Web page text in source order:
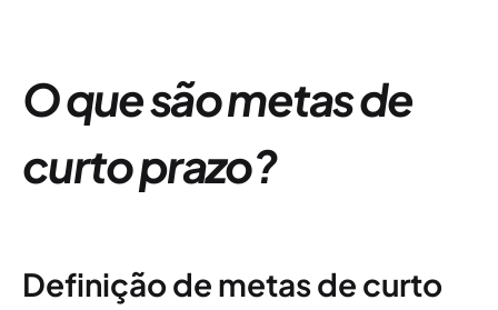
O que são metas de
curto prazo?
Definição de metas de curto